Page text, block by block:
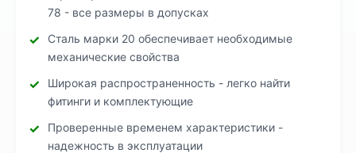
78 - все размеры в допусках
Сталь марки 20 обеспечивает необходимые
механические свойства
Широкая распространенность - легко найти
фитинги и комплектующие
Проверенные временем характеристики -
надежность в эксплуатации